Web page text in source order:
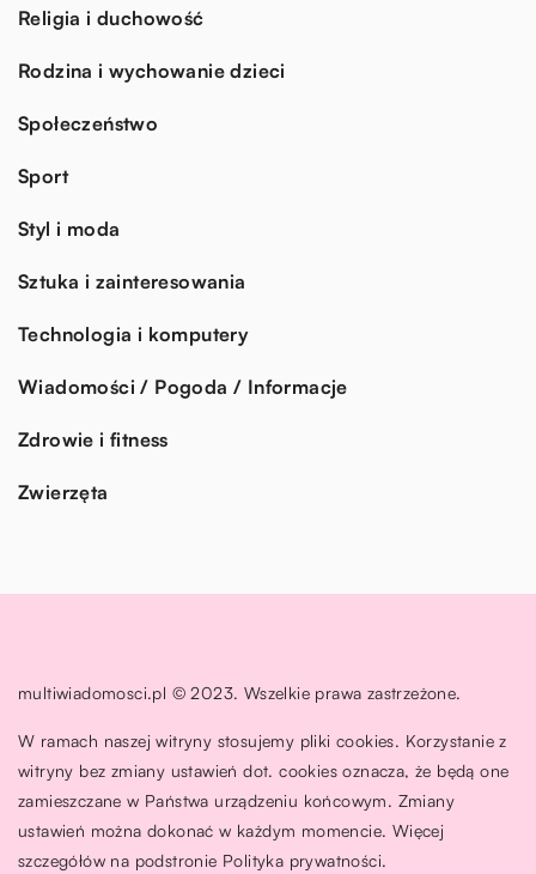
Religia i duchowość
Rodzina i wychowanie dzieci
Społeczeństwo
Sport
Styl i moda
Sztuka i zainteresowania
Technologia i komputery
Wiadomości / Pogoda / Informacje
Zdrowie i fitness
Zwierzęta
multiwiadomosci.pl © 2023. Wszelkie prawa zastrzeżone.
W ramach naszej witryny stosujemy pliki cookies. Korzystanie z
witryny bez zmiany ustawień dot. cookies oznacza, że będą one
zamieszczane w Państwa urządzeniu końcowym. Zmiany
ustawień można dokonać w każdym momencie. Więcej
szczegółów na podstronie Polityka prywatności.